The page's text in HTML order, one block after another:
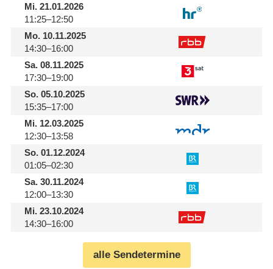
Mi.21.01.2026
11:25–12:50
Mo.10.11.2025
14:30–16:00
Sa.08.11.2025
17:30–19:00
So.05.10.2025
15:35–17:00
Mi.12.03.2025
12:30–13:58
So.01.12.2024
01:05–02:30
Sa.30.11.2024
12:00–13:30
Mi.23.10.2024
14:30–16:00
alle Sendetermine